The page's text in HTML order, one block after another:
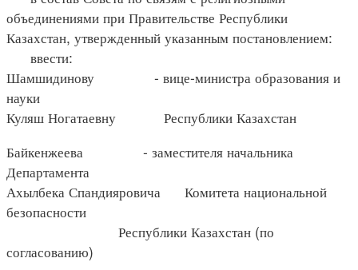
объединениями при Правительстве Республики
Казахстан, утвержденный указанным постановлением:
ввести:
Шамшидинову - вице-министра образования и
науки
Куляш Ногатаевну Республики Казахстан
Байкенжеева - заместителя начальника
Департамента
Ахылбека Спандияровича Комитета национальной
безопасности
Республики Казахстан (по
согласованию)